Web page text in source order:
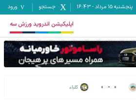
پنجشنبه ۱۵ مرداد -
16:43 جستجو ورود
اپلیکیشن اندروید ورزش سه
0
-
0 کلباء